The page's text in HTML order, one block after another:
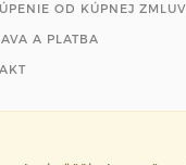
OD KÚPNEJ
A PLATBA